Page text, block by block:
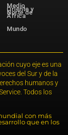
Medio
Oriente y
Norte de
África
Mundo
cuyo eje es una
del Sur y de la
humanos y
Todos los
con más
que en los